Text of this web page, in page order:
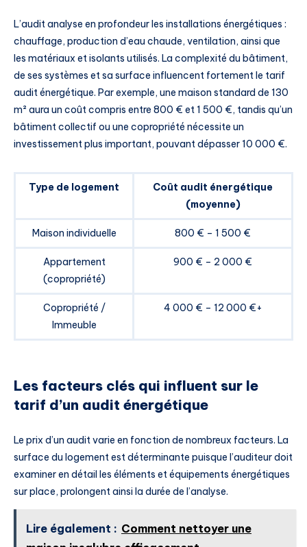
L’audit analyse en profondeur les installations énergétiques :
chauffage, production d’eau chaude, ventilation, ainsi que
les matériaux et isolants utilisés. La complexité du bâtiment,
de ses systèmes et sa surface influencent fortement le tarif
audit énergétique. Par exemple, une maison standard de 130
m² aura un coût compris entre 800 € et 1 500 €, tandis qu’un
bâtiment collectif ou une copropriété nécessite un
investissement plus important, pouvant dépasser 10 000 €.
Type de logement
Coût audit énergétique
(moyenne)
Maison individuelle 800 € – 1 500 €
Appartement
(copropriété)
900 € – 2 000 €
Copropriété /
Immeuble
4 000 € – 12 000 €+
Les facteurs clés qui influent sur le
tarif d’un audit énergétique
Le prix d’un audit varie en fonction de nombreux facteurs. La
surface du logement est déterminante puisque l’auditeur doit
examiner en détail les éléments et équipements énergétiques
sur place, prolongent ainsi la durée de l’analyse.
Lire également : Comment nettoyer une